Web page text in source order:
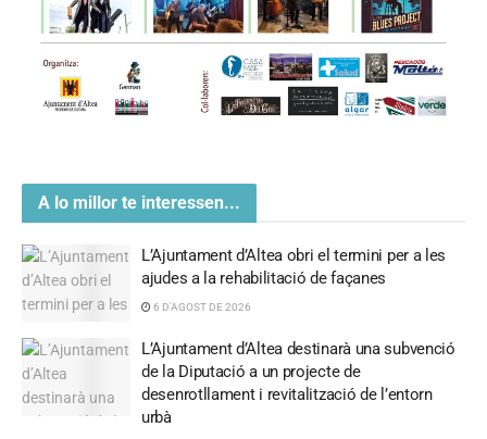
A lo millor te interessen...
L’Ajuntament d’Altea obri el termini per a les
ajudes a la rehabilitació de façanes
6 D'AGOST DE 2026
L’Ajuntament d’Altea destinarà una subvenció
de la Diputació a un projecte de
desenrotllament i revitalització de l’entorn
urbà